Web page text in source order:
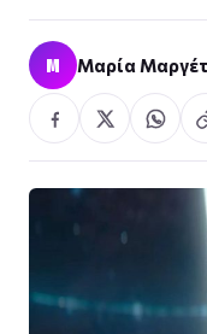
Μ Μαρία